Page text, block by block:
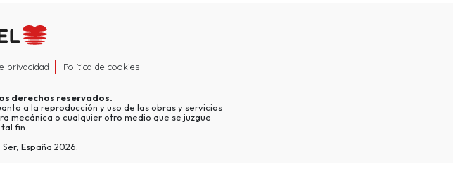
privacidad Política de cookies
derechos reservados.
a la reproducción y uso de las obras y servicios
mecánica o cualquier otro medio que se juzgue
fin.
España 2026.